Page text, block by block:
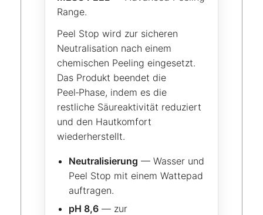
Range.
Peel Stop wird zur sicheren
Neutralisation nach einem
chemischen Peeling eingesetzt.
Das Produkt beendet die
Peel‑Phase, indem es die
restliche Säureaktivität reduziert
und den Hautkomfort
wiederherstellt.
Neutralisierung — Wasser und
Peel Stop mit einem Wattepad
auftragen.
pH 8,6 — zur